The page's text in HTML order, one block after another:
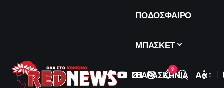
ΠΟΔΟΣΦΑΙΡΟ
ΜΠΑΣΚΕΤ
ΠΑΡΑΣΚΗΝΙΑ
9
Font
Αα